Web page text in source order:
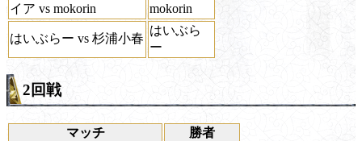
イア vs mokorin
mokorin
はいぶらー vs 杉浦小春
はいぶら
ー
2回戦
マッチ
勝者